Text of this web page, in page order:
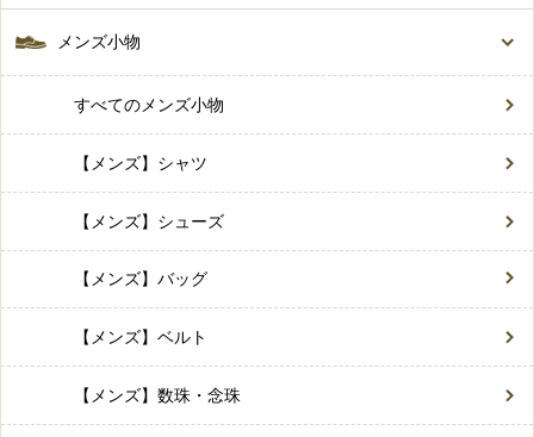
メンズ小物
すべてのメンズ小物
【メンズ】シャツ
【メンズ】シューズ
【メンズ】バッグ
【メンズ】ベルト
【メンズ】数珠・念珠